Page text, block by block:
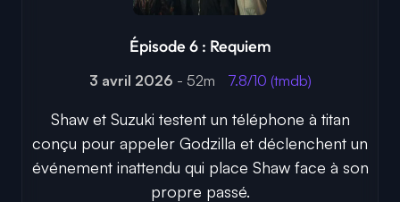
Épisode 6 : Requiem
3 avril 2026 - 52m 7.8/10 (tmdb)
Shaw et Suzuki testent un téléphone à titan
conçu pour appeler Godzilla et déclenchent un
événement inattendu qui place Shaw face à son
propre passé.